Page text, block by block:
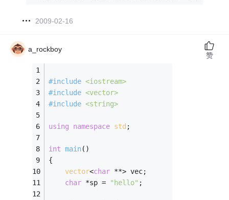
2009-02-16
a_rockboy
#include <iostream>
#include <vector>
#include <string>
using namespace std ;
int main()
{
vector<char **> vec;
char *sp = "hello" ;
赞